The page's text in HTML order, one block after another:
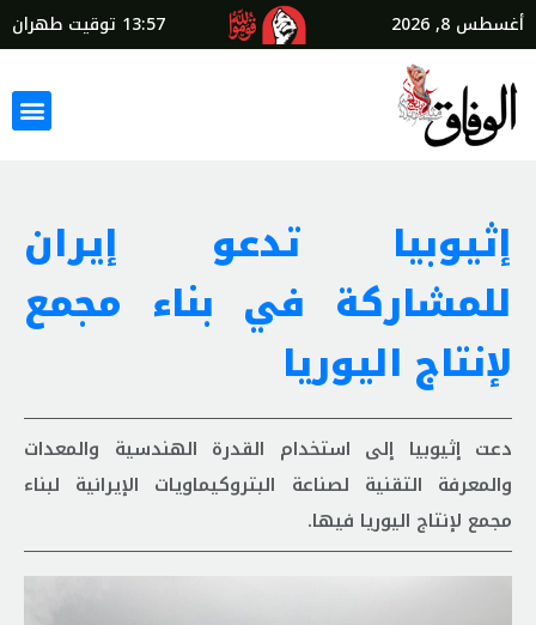
أغسطس 8, 2026 13:57 توقيت طهران
إثيوبيا تدعو إيران
للمشاركة في بناء مجمع
لإنتاج اليوريا
دعت إثيوبيا إلى استخدام القدرة الهندسية والمعدات
والمعرفة التقنية لصناعة البتروكيماويات الإيرانية لبناء
مجمع لإنتاج اليوريا فيها.